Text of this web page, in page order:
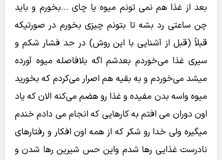
بعد از غذا هم نمی تونم میوه یا چای …بخورم و باید
چن ساعتی رد بشه تا بتونم چیزی بخورم در صورتیکه
قبلاً (قبل از آشنایی با این روش) در حد فشار شکم و
سیری غذا می‌خوردم بعدشم اگه بلافاصله میوه آورده
میشد می‌خوردم و به بقیه هم اصرار می‌کردم که بخورید
میوه واسه بدن مفیده و غذا رو هضم می‌کنه الان که یاد
اون دوران می افتم به کارهایی که انجام می دادم خندم
میگیره ولی خدا رو شکر که از همه اون افکار و رفتارهای
نادرست غذایی رها شدم واین حس شیرین رها شدن و